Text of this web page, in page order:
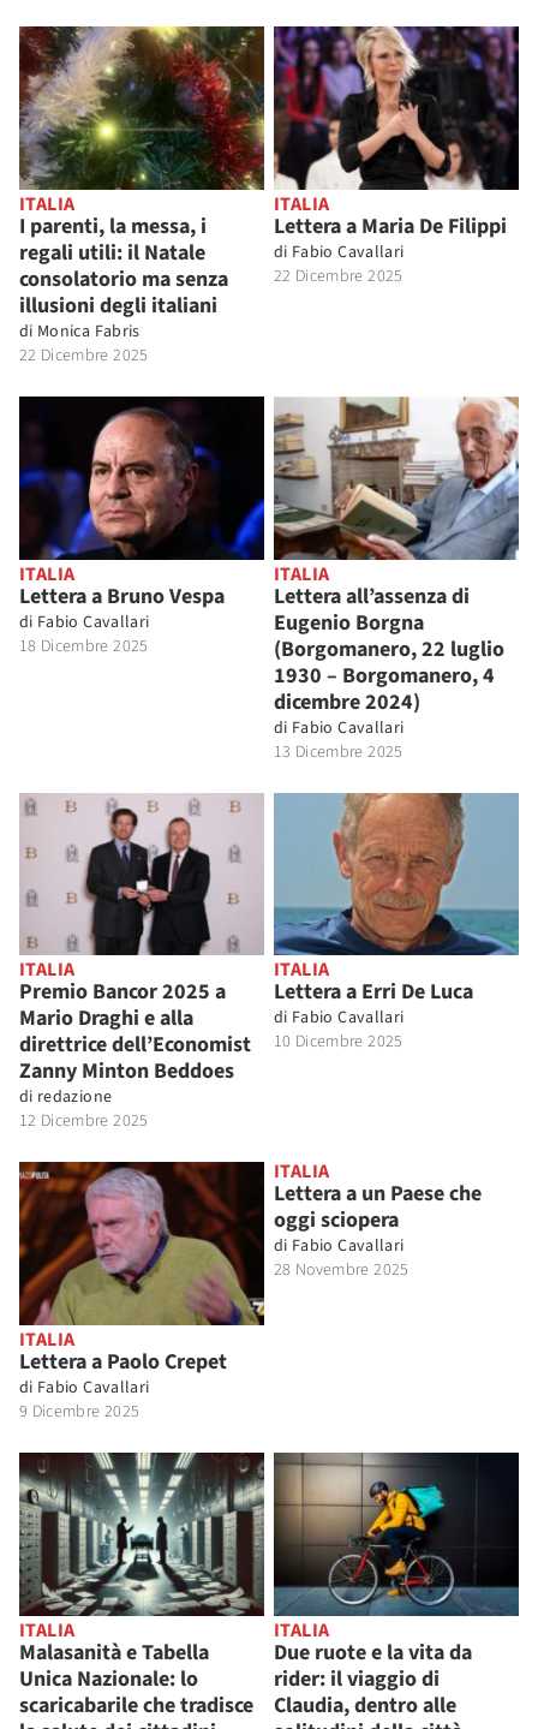
ITALIA
I parenti, la messa, i
regali utili: il Natale
consolatorio ma senza
illusioni degli italiani
di Monica Fabris
22 Dicembre 2025
ITALIA
Lettera a Maria De Filippi
di Fabio Cavallari
22 Dicembre 2025
ITALIA
Lettera a Bruno Vespa
di Fabio Cavallari
18 Dicembre 2025
ITALIA
Lettera all’assenza di
Eugenio Borgna
(Borgomanero, 22 luglio
1930 – Borgomanero, 4
dicembre 2024)
di Fabio Cavallari
13 Dicembre 2025
ITALIA
Premio Bancor 2025 a
Mario Draghi e alla
direttrice dell’Economist
Zanny Minton Beddoes
di redazione
12 Dicembre 2025
ITALIA
Lettera a Erri De Luca
di Fabio Cavallari
10 Dicembre 2025
ITALIA
Lettera a Paolo Crepet
di Fabio Cavallari
9 Dicembre 2025
ITALIA
Lettera a un Paese che
oggi sciopera
di Fabio Cavallari
28 Novembre 2025
ITALIA
Malasanità e Tabella
Unica Nazionale: lo
scaricabarile che tradisce
ITALIA
Due ruote e la vita da
rider: il viaggio di
Claudia, dentro alle